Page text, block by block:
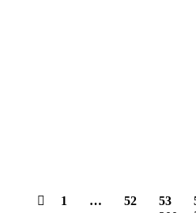
1 … 52 53